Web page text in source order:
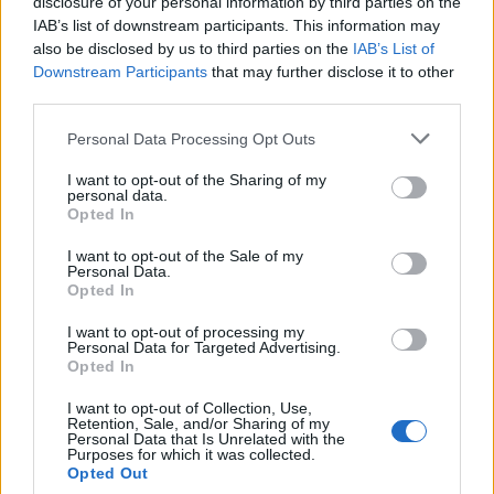
IAB’s list of downstream participants. This information may
also be disclosed by us to third parties on the IAB’s List of
Downstream Participants that may further disclose it to other
Personal Data Processing Opt Outs
I want to opt-out of the Sharing of my
personal data.
Opted In
I want to opt-out of the Sale of my
Personal Data.
Opted In
I want to opt-out of processing my
Personal Data for Targeted Advertising.
Opted In
I want to opt-out of Collection, Use,
Retention, Sale, and/or Sharing of my
Personal Data that Is Unrelated with the
Purposes for which it was collected.
Opted Out
No Es Mi Culpa Remix ft.
Anderson Raura
Jessi Uribe
Ayer Hable Con Dios
Ahora Soy Mi Prioridad
Nyla Stone